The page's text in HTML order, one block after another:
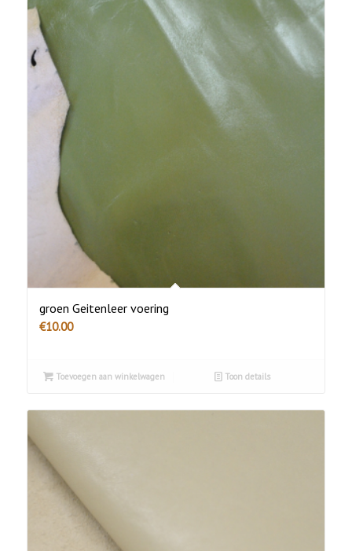
groen Geitenleer voering
€10.00
Toevoegen aan winkelwagen Toon details